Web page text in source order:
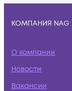
КОМПАНИЯ NAG
О компании
Новости
Вакансии